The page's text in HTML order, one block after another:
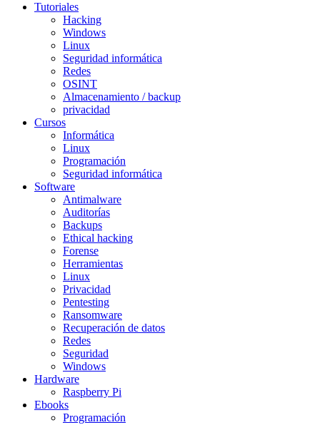
Tutoriales
Hacking
Windows
Linux
Seguridad informática
Redes
OSINT
Almacenamiento / backup
privacidad
Cursos
Informática
Linux
Programación
Seguridad informática
Software
Antimalware
Auditorías
Backups
Ethical hacking
Forense
Herramientas
Linux
Privacidad
Pentesting
Ransomware
Recuperación de datos
Redes
Seguridad
Windows
Hardware
Raspberry Pi
Ebooks
Programación